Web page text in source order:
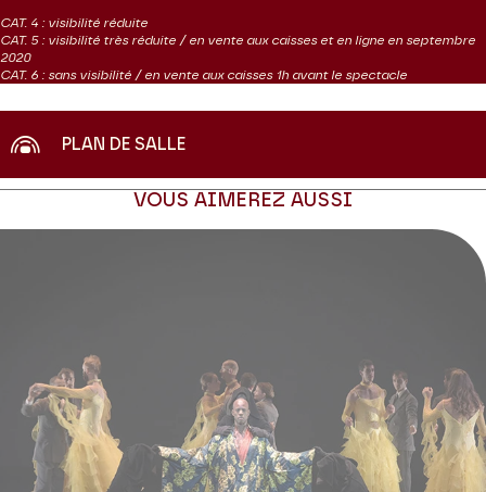
CAT. 4 : visibilité réduite
CAT. 5 : visibilité très réduite / en vente aux caisses et en ligne en septembre
2020
CAT. 6 : sans visibilité / en vente aux caisses 1h avant le spectacle
PLAN DE SALLE
VOUS AIMEREZ AUSSI